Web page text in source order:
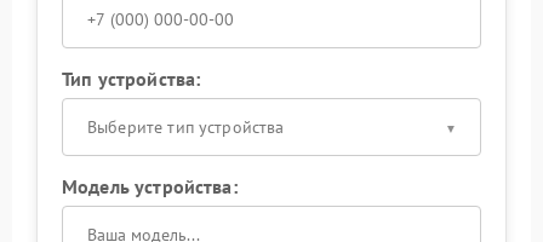
Тип устройства:
Выберите тип устройства
Модель устройства: